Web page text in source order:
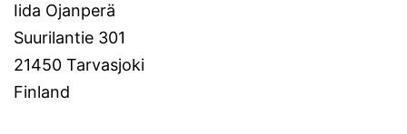
Iida Ojanperä
Suurilantie 301
21450 Tarvasjoki
Finland